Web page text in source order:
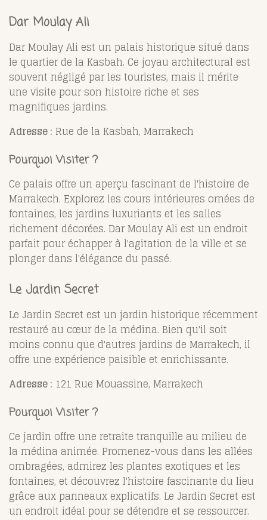
Dar Moulay Ali
Dar Moulay Ali est un palais historique situé dans
le quartier de la Kasbah. Ce joyau architectural est
souvent négligé par les touristes, mais il mérite
une visite pour son histoire riche et ses
magnifiques jardins.
Adresse : Rue de la Kasbah, Marrakech
Pourquoi Visiter ?
Ce palais offre un aperçu fascinant de l'histoire de
Marrakech. Explorez les cours intérieures ornées de
fontaines, les jardins luxuriants et les salles
richement décorées. Dar Moulay Ali est un endroit
parfait pour échapper à l'agitation de la ville et se
plonger dans l'élégance du passé.
Le Jardin Secret
Le Jardin Secret est un jardin historique récemment
restauré au cœur de la médina. Bien qu'il soit
moins connu que d'autres jardins de Marrakech, il
offre une expérience paisible et enrichissante.
Adresse : 121 Rue Mouassine, Marrakech
Pourquoi Visiter ?
Ce jardin offre une retraite tranquille au milieu de
la médina animée. Promenez-vous dans les allées
ombragées, admirez les plantes exotiques et les
fontaines, et découvrez l'histoire fascinante du lieu
grâce aux panneaux explicatifs. Le Jardin Secret est
un endroit idéal pour se détendre et se ressourcer.